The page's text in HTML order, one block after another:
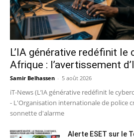
L’IA générative redéfinit le
Afrique : l’avertissement
Samir Belhassen - 5 août 2026
iT-News (L’IA générative redéfinit le
- L'Organisation internationale de police
sonnette d'alarme
Alerte ESET sur le